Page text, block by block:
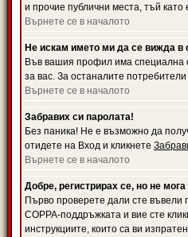
и прочие публични места, тъй
Върнете се в началото
Не искам името ми да се вижда в
Във вашия профил има специална
за вас. За останалите
Върнете се в началото
Забравих си паролата!
Без паника! Не е възможно да
отидете на Вход и кликнете
Върнете се в началото
Добре, регистрирах се, но не
Първо проверете дали сте въвели
COPPA-поддръжката и вие сте
инструкциите, които са ви